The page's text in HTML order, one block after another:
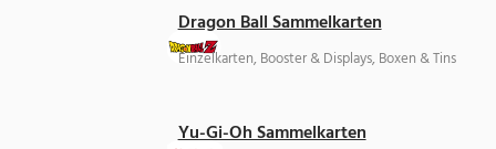
Dragon Ball Sammelkarten
Einzelkarten, Booster & Displays, Boxen & Tins
Yu-Gi-Oh Sammelkarten